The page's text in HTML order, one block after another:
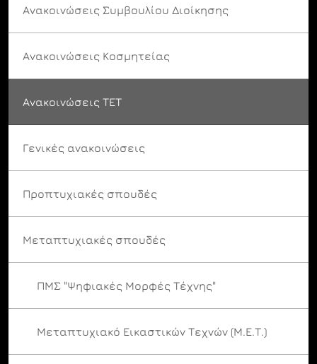
Ανακοινώσεις Συμβουλίου Διοίκησης
Ανακοινώσεις Κοσμητείας
Ανακοινώσεις ΤΕΤ
Γενικές ανακοινώσεις
Προπτυχιακές σπουδές
Μεταπτυχιακές σπουδές
ΠΜΣ "Ψηφιακές Μορφές Τέχνης"
Μεταπτυχιακό Εικαστικών Τεχνών (Μ.Ε.Τ.)